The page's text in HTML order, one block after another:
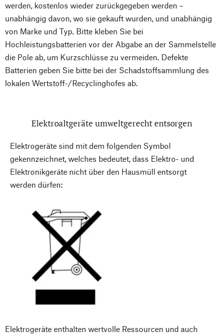
werden, kostenlos wieder zurückgegeben werden –
unabhängig davon, wo sie gekauft wurden, und unabhängig
von Marke und Typ. Bitte kleben Sie bei
Hochleistungsbatterien vor der Abgabe an der Sammelstelle
die Pole ab, um Kurzschlüsse zu vermeiden. Defekte
Batterien geben Sie bitte bei der Schadstoffsammlung des
lokalen Wertstoff-/Recyclinghofes ab.
Elektroaltgeräte umweltgerecht entsorgen
Elektrogeräte sind mit dem folgenden Symbol
gekennzeichnet, welches bedeutet, dass Elektro- und
Elektronikgeräte nicht über den Hausmüll entsorgt
werden dürfen:
Elektrogeräte enthalten wertvolle Ressourcen und auch